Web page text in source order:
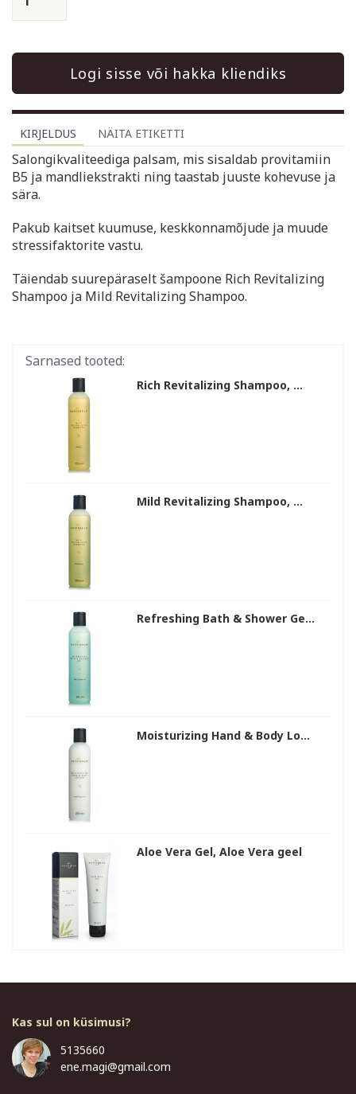
Logi sisse või hakka kliendiks
KIRJELDUS NÄITA ETIKETTI
Salongikvaliteediga palsam, mis sisaldab provitamiin
B5 ja mandliekstrakti ning taastab juuste kohevuse ja
sära.
Pakub kaitset kuumuse, keskkonnamõjude ja muude
stressifaktorite vastu.
Täiendab suurepäraselt šampoone Rich Revitalizing
Shampoo ja Mild Revitalizing Shampoo.
Sarnased tooted:
Rich Revitalizing Shampoo, ...
Mild Revitalizing Shampoo, ...
Refreshing Bath & Shower Ge...
Moisturizing Hand & Body Lo...
Aloe Vera Gel, Aloe Vera geel
Kas sul on küsimusi?
5135660
ene.magi@gmail.com